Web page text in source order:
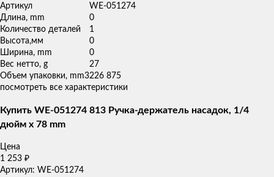
Артикул
WE-051274
Длина, mm
0
Количество деталей
1
Высота,мм
0
Ширина, mm
0
Вес нетто, g
27
Объем упаковки, mm3226 875
посмотреть все характеристики
Купить WE-051274 813 Ручка-держатель насадок, 1/4
дюйм x 78 mm
Цена
1 253 ₽
Артикул: WE-051274